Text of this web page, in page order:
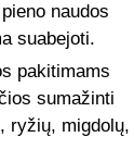
naudos
suabejoti.
pakitimams
sumažinti
ryžių, migdolų,